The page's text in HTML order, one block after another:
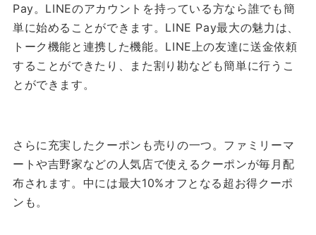
Pay。LINEのアカウントを持っている方なら誰でも簡
単に始めることができます。LINE Pay最大の魅力は、
トーク機能と連携した機能。LINE上の友達に送金依頼
することができたり、また割り勘なども簡単に行うこ
とができます。
さらに充実したクーポンも売りの一つ。ファミリーマ
ートや吉野家などの人気店で使えるクーポンが毎月配
布されます。中には最大10%オフとなる超お得クーポ
ンも。